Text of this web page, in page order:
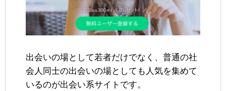
出会いの場として若者だけでなく、普通の社
会人同士の出会いの場としても人気を集めて
いるのが出会い系サイトです。